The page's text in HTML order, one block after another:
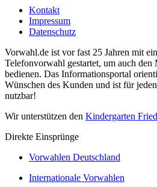
Kontakt
Impressum
Datenschutz
Vorwahl.de ist vor fast 25 Jahren mit
Telefonvorwahl gestartet, um auch
bedienen. Das Informationsportal
Wünschen des Kunden und ist für
nutzbar!
Wir unterstützen den Kindergarten
Direkte Einsprünge
Vorwahlen Deutschland
Internationale Vorwahlen